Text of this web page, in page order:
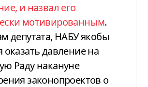
и назвал его
мотивированным.
депутата, НАБУ якобы
оказать давление на
Раду накануне
законопроектов о